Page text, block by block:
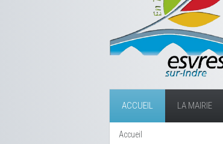
ACCUEIL LA MAIRIE
Accueil